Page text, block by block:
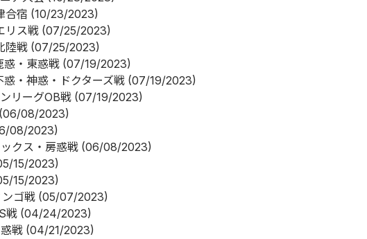
合宿 (10/23/2023)
リス戦 (07/25/2023)
陸戦 (07/25/2023)
・東惑戦 (07/19/2023)
・神惑・ドクターズ戦 (07/19/2023)
リーグOB戦 (07/19/2023)
(06/08/2023)
08/2023)
クス・房惑戦 (06/08/2023)
15/2023)
15/2023)
ゴ戦 (05/07/2023)
戦 (04/24/2023)
戦 (04/21/2023)